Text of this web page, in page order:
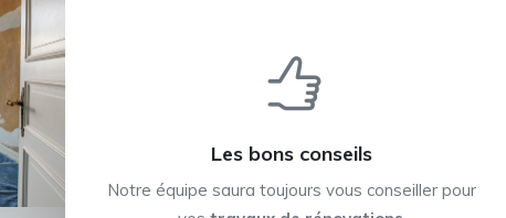
Les bons conseils
Notre équipe saura toujours vous conseiller pour